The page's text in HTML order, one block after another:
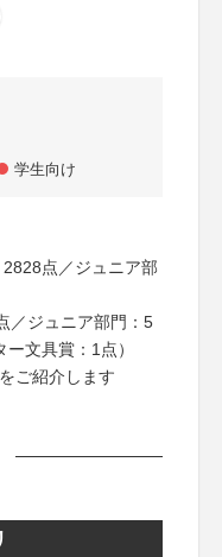
学生向け
点／ジュニア部
／ジュニア部門：5
文具賞：1点）
ご紹介します